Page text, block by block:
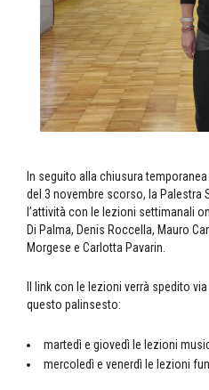
In seguito alla chiusura
del 3 novembre scorso, la Palestra
l’attività con le lezioni settimanali
Di Palma, Denis Roccella, Mauro
Morgese e Carlotta Pavarin.
Il link con le lezioni verrà spedito
questo palinsesto:
martedì e giovedì le lezioni
mercoledì e venerdì le lezioni